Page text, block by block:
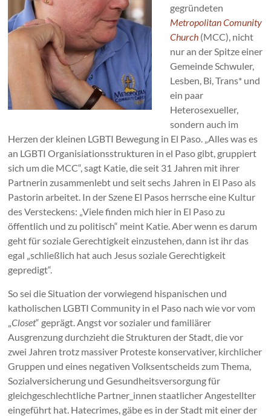
gegründeten
Metropolitan Comunity
Church (MCC), nicht
nur an der Spitze einer
Gemeinde Schwuler,
Lesben, Bi, Trans* und
ein paar
Heterosexueller,
sondern auch im
Herzen der kleinen LGBTI Bewegung in El Paso. „Alles was es
an LGBTI Organisiationsstrukturen in el Paso gibt, gruppiert
sich um die MCC“, sagt Katie, die seit 31 Jahren mit ihrer
Partnerin zusammenlebt und seit sechs Jahren in El Paso als
Pastorin arbeitet. In der Szene El Pasos herrsche eine Kultur
des Versteckens: „Viele finden mich hier in El Paso zu
öffentlich und zu politisch“ meint Katie. Aber wenn es darum
geht für soziale Gerechtigkeit einzustehen, dann ist ihr das
egal „schließlich hat auch Jesus soziale Gerechtigkeit
gepredigt“.
So sei die Situation der vorwiegend hispanischen und
katholischen LGBTI Community in el Paso nach wie vor vom
„Closet“ geprägt. Angst vor sozialer und familiärer
Ausgrenzung durchzieht die Strukturen der Stadt, die vor
zwei Jahren trotz massiver Proteste konservativer, kirchlicher
Gruppen und eines negativen Volksentscheids zum Thema,
Sozialversicherung und Gesundheitsversorgung für
gleichgeschlechtliche Partner_innen staatlicher Angestellter
eingeführt hat. Hatecrimes, gäbe es in der Stadt mit einer der